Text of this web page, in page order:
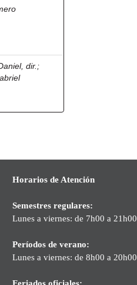
dir. ;
Horarios de Atención
Semestres regulares:
Lunes a viernes: de 7h00 a 21h00
Períodos de verano:
Lunes a viernes: de 8h00 a 20h00
Feriados oficiales: